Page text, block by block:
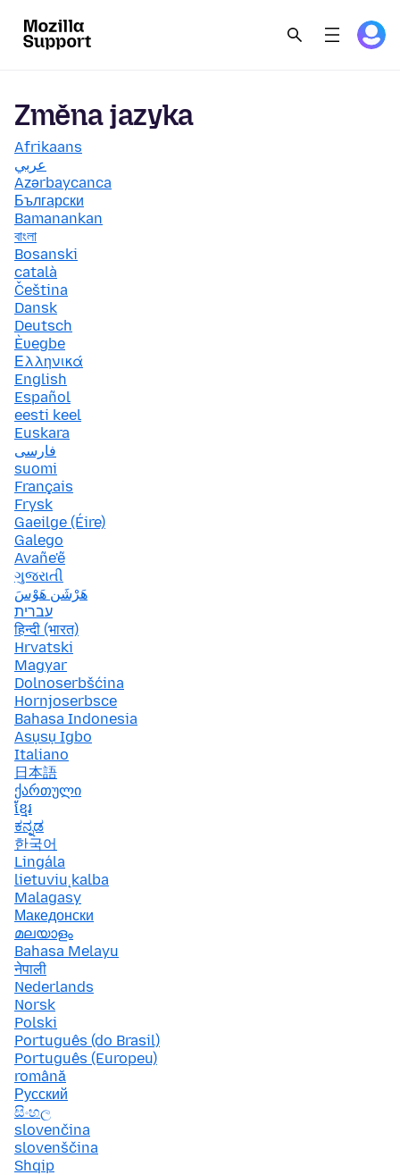
Změna jazyka
Afrikaans
عربي
Azərbaycanca
Български
Bamanankan
বাংলা
Bosanski
català
Čeština
Dansk
Deutsch
Èʋegbe
Ελληνικά
English
Español
eesti keel
Euskara
فارسی
suomi
Français
Frysk
Gaeilge (Éire)
Galego
Avañe'ẽ
ગુજરાતી
هَرْشَن هَوْسَ
עברית
हिन्दी (भारत)
Hrvatski
Magyar
Dolnoserbšćina
Hornjoserbsce
Bahasa Indonesia
Asụsụ Igbo
Italiano
日本語
ქართული
ខ្មែរ
ಕನ್ನಡ
한국어
Lingála
lietuvių kalba
Malagasy
Македонски
മലയാളം
Bahasa Melayu
नेपाली
Nederlands
Norsk
Polski
Português (do Brasil)
Português (Europeu)
română
Русский
සිංහල
slovenčina
slovenščina
Shqip